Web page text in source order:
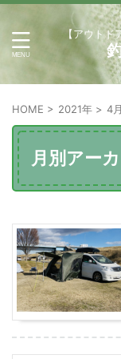
【アウトド
HOME > 2021年 > 4月
月別アー